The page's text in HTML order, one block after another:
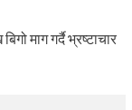
माग गर्दै भ्रष्टाचार